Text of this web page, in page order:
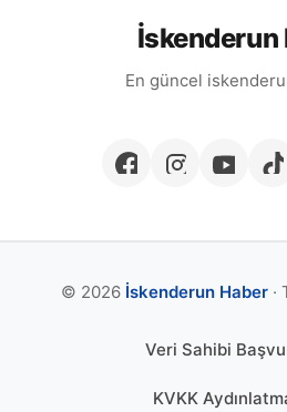
İskenderun
En güncel
© 2026 İskenderun Haber·
Veri Sahibi
KVKK